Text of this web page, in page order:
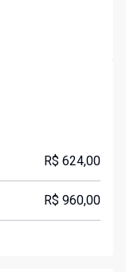
R$ 624,00
R$ 960,00